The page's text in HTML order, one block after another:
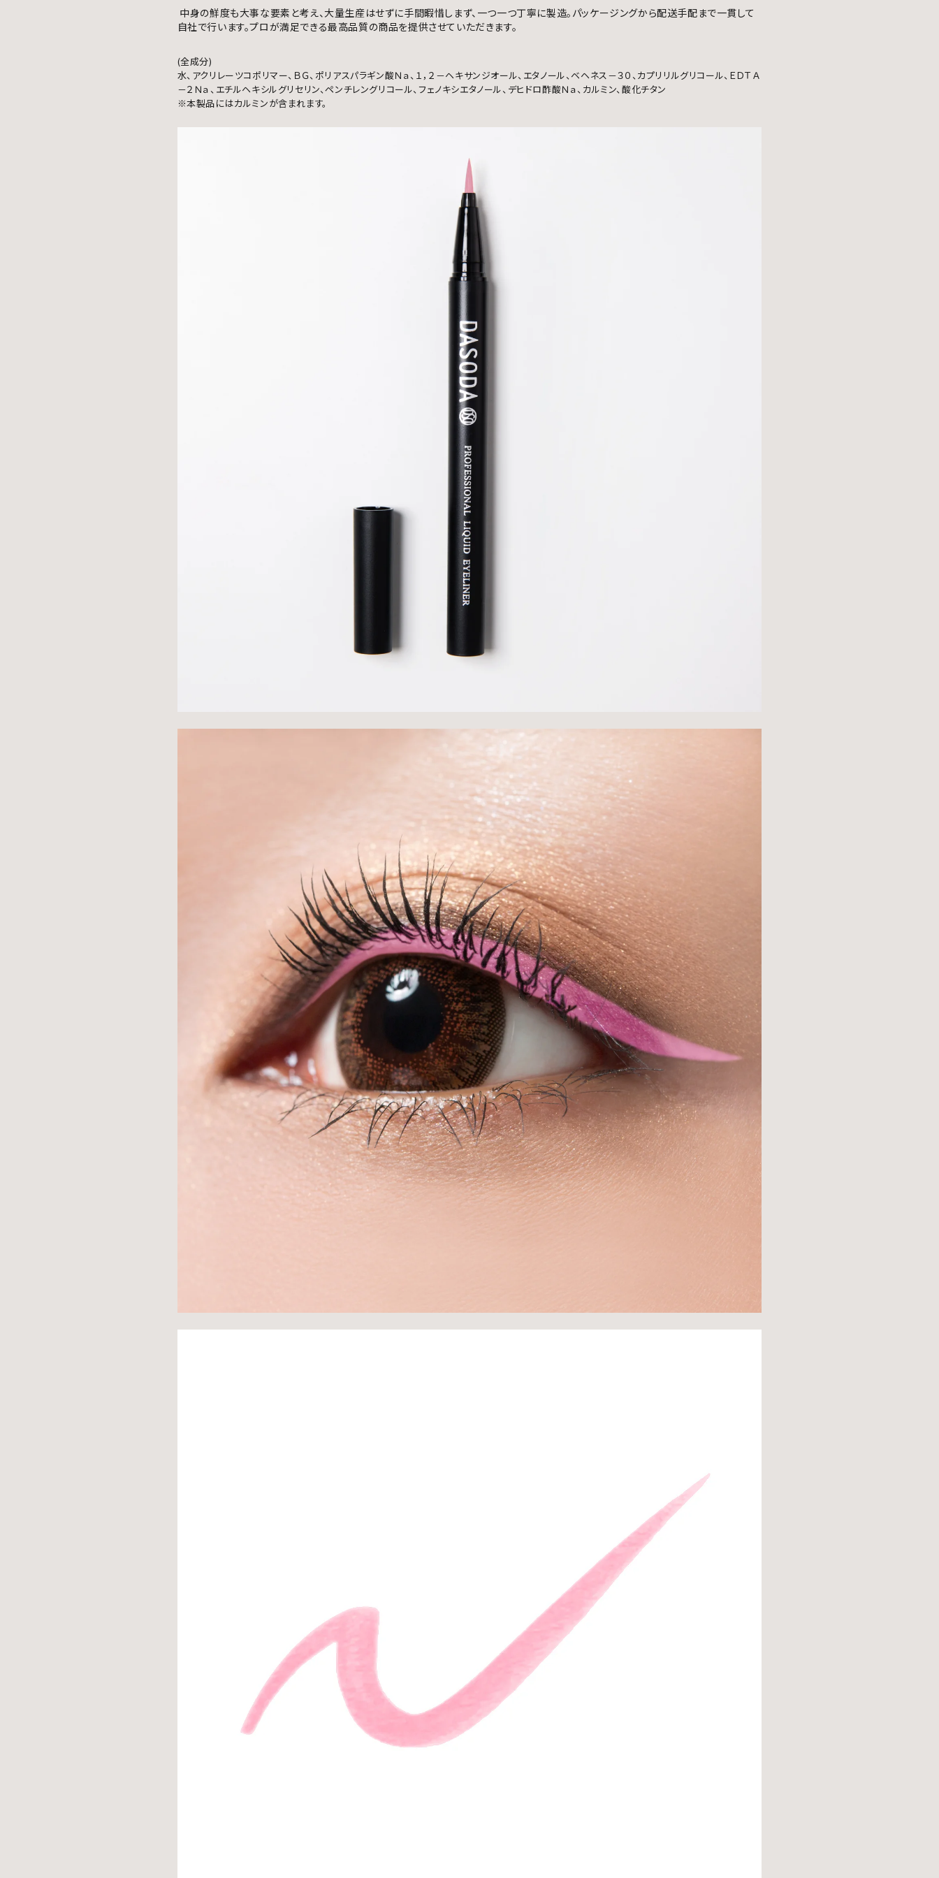
中身の鮮度も大事な要素と考え、大量生産はせずに手間暇惜しまず、一つ一つ丁寧に製造。パッケージングから配送手配まで一貫して
自社で行います。プロが満足できる最高品質の商品を提供させていただきます。
(全成分)
水、アクリレーツコポリマー、ＢＧ、ポリアスパラギン酸Ｎａ、１，２－ヘキサンジオール、エタノール、ベヘネス－３０、カプリリルグリコール、ＥＤＴＡ
－２Ｎａ、エチルヘキシルグリセリン、ペンチレングリコール、フェノキシエタノール、デヒドロ酢酸Ｎａ、カルミン、酸化チタン
※本製品にはカルミンが含まれます。